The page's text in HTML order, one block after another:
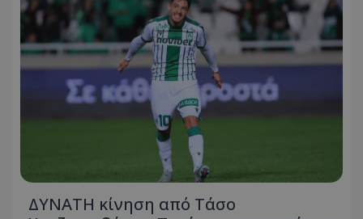
ΔΥΝΑΤΗ κίνηση από Τάσο